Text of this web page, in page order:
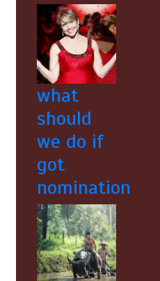
what
should
we do if
got
nomination